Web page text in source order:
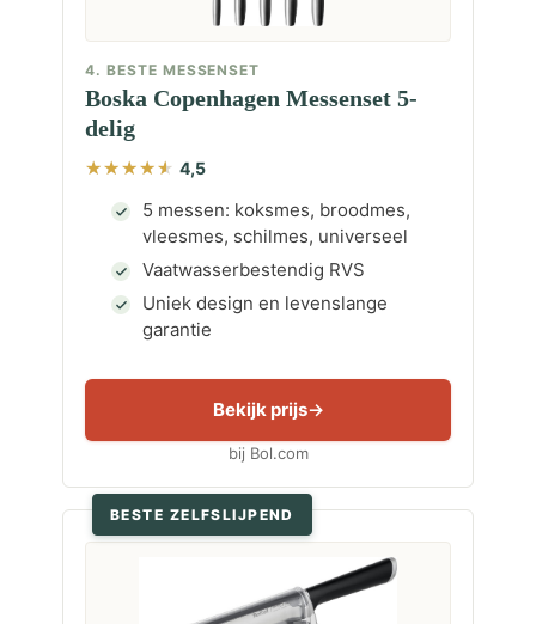
4. BESTE MESSENSET
Boska Copenhagen Messenset 5-
delig
4,5
5 messen: koksmes, broodmes,
vleesmes, schilmes, universeel
Vaatwasserbestendig RVS
Uniek design en levenslange
garantie
Bekijk prijs
bij Bol.com
BESTE ZELFSLIJPEND